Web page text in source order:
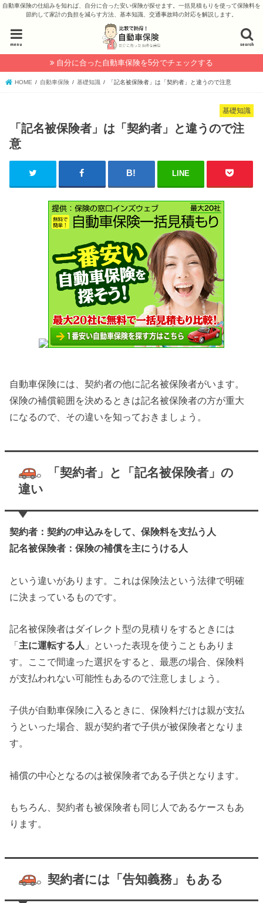
自動車保険の仕組みを知れば、自分に合った安い保険が探せます。一括見積もりを使って保険料を
節約して家計の負担を減らす方法、基本知識、交通事故時の対応を解説します。
search
menu
自分に合った自動車保険を5分でチェックする
HOME 自動車保険 基礎知識 「記名被保険者」は「契約者」と違うので注意
基礎知識
「記名被保険者」は「契約者」と違うので注
意
LINE
自動車保険には、契約者の他に記名被保険者がいます。
保険の補償範囲を決めるときは記名被保険者の方が重大
になるので、その違いを知っておきましょう。
「契約者」と「記名被保険者」の
違い
契約者：契約の申込みをして、保険料を支払う人
記名被保険者：保険の補償を主にうける人
という違いがあります。これは保険法という法律で明確
に決まっているものです。
記名被保険者はダイレクト型の見積りをするときには
「主に運転する人 」といった表現を使うこともありま
す。ここで間違った選択をすると、最悪の場合、保険料
が支払われない可能性もあるので注意しましょう。
子供が自動車保険に入るときに、保険料だけは親が支払
うといった場合、親が契約者で子供が被保険者となりま
す。
補償の中心となるのは被保険者である子供となります。
もちろん、契約者も被保険者も同じ人であるケースもあ
ります。
契約者には「告知義務」もある